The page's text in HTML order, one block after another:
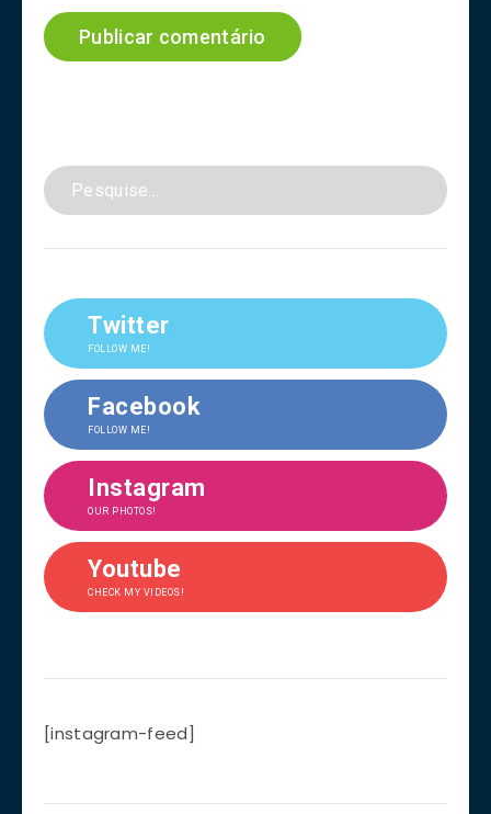
Twitter
FOLLOW ME!
Facebook
FOLLOW ME!
Instagram
OUR PHOTOS!
Youtube
CHECK MY VIDEOS!
[instagram-feed]